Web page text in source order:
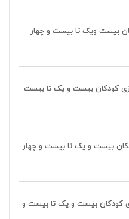
بیست ویک تا بیست و چهار
کودکان بیست و یک تا بیست
بیست و یک تا بیست و چهار
کودکان بیست و یک تا بیست و